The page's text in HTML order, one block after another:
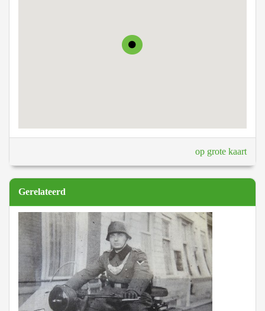
op grote kaart
Gerelateerd